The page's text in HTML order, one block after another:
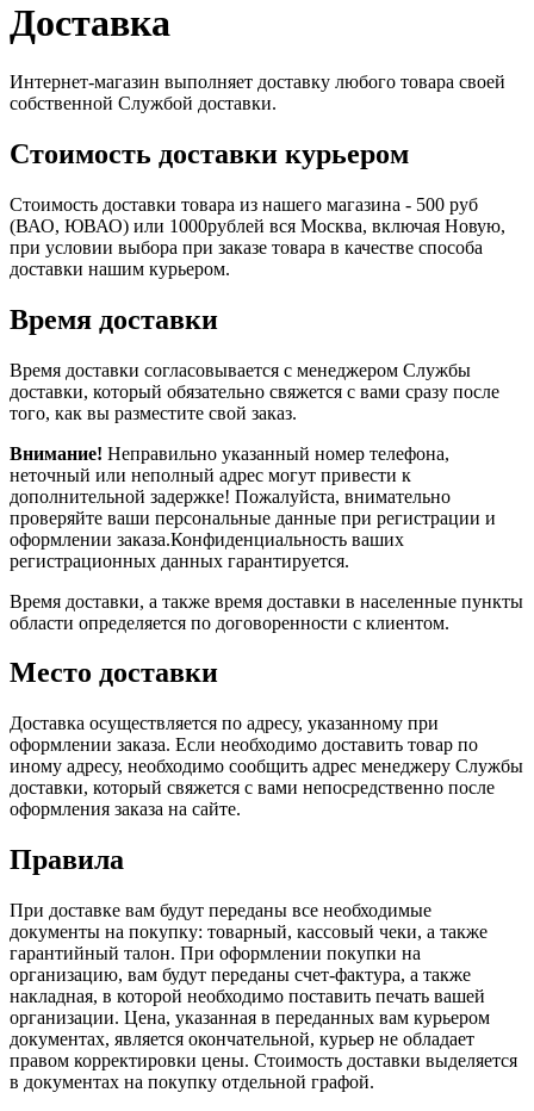
Доставка
Интернет-магазин выполняет доставку любого товара своей
собственной Службой доставки.
Стоимость доставки курьером
Стоимость доставки товара из нашего магазина - 500 руб
(ВАО, ЮВАО) или 1000рублей вся Москва, включая Новую,
при условии выбора при заказе товара в качестве способа
доставки нашим курьером.
Время доставки
Время доставки согласовывается с менеджером Службы
доставки, который обязательно свяжется с вами сразу после
того, как вы разместите свой заказ.
Внимание! Неправильно указанный номер телефона,
неточный или неполный адрес могут привести к
дополнительной задержке! Пожалуйста, внимательно
проверяйте ваши персональные данные при регистрации и
оформлении заказа.Конфиденциальность ваших
регистрационных данных гарантируется.
Время доставки, а также время доставки в населенные пункты
области определяется по договоренности с клиентом.
Место доставки
Доставка осуществляется по адресу, указанному при
оформлении заказа. Если необходимо доставить товар по
иному адресу, необходимо сообщить адрес менеджеру Службы
доставки, который свяжется с вами непосредственно после
оформления заказа на сайте.
Правила
При доставке вам будут переданы все необходимые
документы на покупку: товарный, кассовый чеки, а также
гарантийный талон. При оформлении покупки на
организацию, вам будут переданы счет-фактура, а также
накладная, в которой необходимо поставить печать вашей
организации. Цена, указанная в переданных вам курьером
документах, является окончательной, курьер не обладает
правом корректировки цены. Стоимость доставки выделяется
в документах на покупку отдельной графой.